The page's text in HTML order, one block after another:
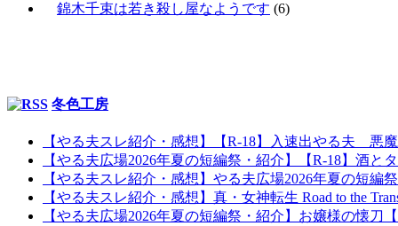
錦木千束は若き殺し屋なようです (6)
冬色工房
【やる夫スレ紹介・感想】【R-18】入速出やる夫 悪
【やる夫広場2026年夏の短編祭・紹介】【R-18】酒
【やる夫スレ紹介・感想】やる夫広場2026年夏の短
【やる夫スレ紹介・感想】真・女神転生 Road to the
【やる夫広場2026年夏の短編祭・紹介】お嬢様の懐